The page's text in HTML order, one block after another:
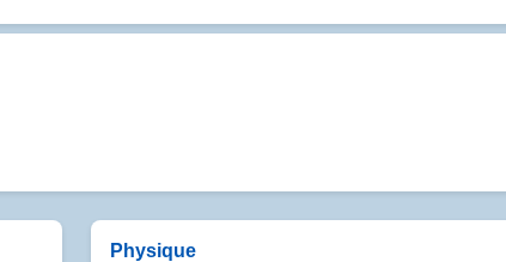
Physique